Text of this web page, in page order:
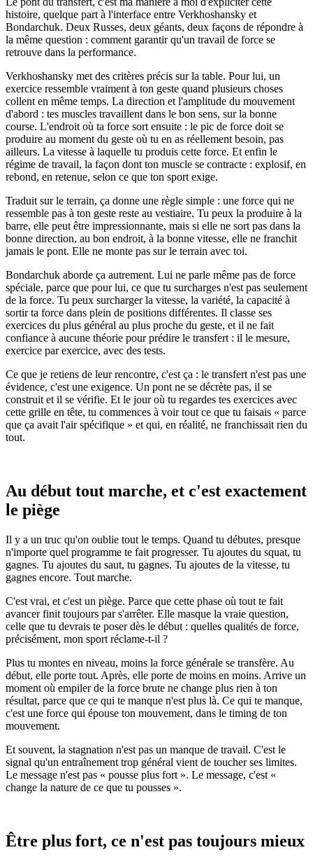
histoire, quelque part à l'interface entre Verkhoshansky et
Bondarchuk. Deux Russes, deux géants, deux façons de répondre à
la même question : comment garantir qu'un travail de force se
retrouve dans la performance.
Verkhoshansky met des critères précis sur la table. Pour lui, un
exercice ressemble vraiment à ton geste quand plusieurs choses
collent en même temps. La direction et l'amplitude du mouvement
d'abord : tes muscles travaillent dans le bon sens, sur la bonne
course. L'endroit où ta force sort ensuite : le pic de force doit se
produire au moment du geste où tu en as réellement besoin, pas
ailleurs. La vitesse à laquelle tu produis cette force. Et enfin le
régime de travail, la façon dont ton muscle se contracte : explosif, en
rebond, en retenue, selon ce que ton sport exige.
Traduit sur le terrain, ça donne une règle simple : une force qui ne
ressemble pas à ton geste reste au vestiaire. Tu peux la produire à la
barre, elle peut être impressionnante, mais si elle ne sort pas dans la
bonne direction, au bon endroit, à la bonne vitesse, elle ne franchit
jamais le pont. Elle ne monte pas sur le terrain avec toi.
Bondarchuk aborde ça autrement. Lui ne parle même pas de force
spéciale, parce que pour lui, ce que tu surcharges n'est pas seulement
de la force. Tu peux surcharger la vitesse, la variété, la capacité à
sortir ta force dans plein de positions différentes. Il classe ses
exercices du plus général au plus proche du geste, et il ne fait
confiance à aucune théorie pour prédire le transfert : il le mesure,
exercice par exercice, avec des tests.
Ce que je retiens de leur rencontre, c'est ça : le transfert n'est pas une
évidence, c'est une exigence. Un pont ne se décrète pas, il se
construit et il se vérifie. Et le jour où tu regardes tes exercices avec
cette grille en tête, tu commences à voir tout ce que tu faisais « parce
que ça avait l'air spécifique » et qui, en réalité, ne franchissait rien du
tout.
Au début tout marche, et c'est exactement
le piège
Il y a un truc qu'on oublie tout le temps. Quand tu débutes, presque
n'importe quel programme te fait progresser. Tu ajoutes du squat, tu
gagnes. Tu ajoutes du saut, tu gagnes. Tu ajoutes de la vitesse, tu
gagnes encore. Tout marche.
C'est vrai, et c'est un piège. Parce que cette phase où tout te fait
avancer finit toujours par s'arrêter. Elle masque la vraie question,
celle que tu devrais te poser dès le début : quelles qualités de force,
précisément, mon sport réclame-t-il ?
Plus tu montes en niveau, moins la force générale se transfère. Au
début, elle porte tout. Après, elle porte de moins en moins. Arrive un
moment où empiler de la force brute ne change plus rien à ton
résultat, parce que ce qui te manque n'est plus là. Ce qui te manque,
c'est une force qui épouse ton mouvement, dans le timing de ton
mouvement.
Et souvent, la stagnation n'est pas un manque de travail. C'est le
signal qu'un entraînement trop général vient de toucher ses limites.
Le message n'est pas « pousse plus fort ». Le message, c'est «
change la nature de ce que tu pousses ».
Être plus fort, ce n'est pas toujours mieux